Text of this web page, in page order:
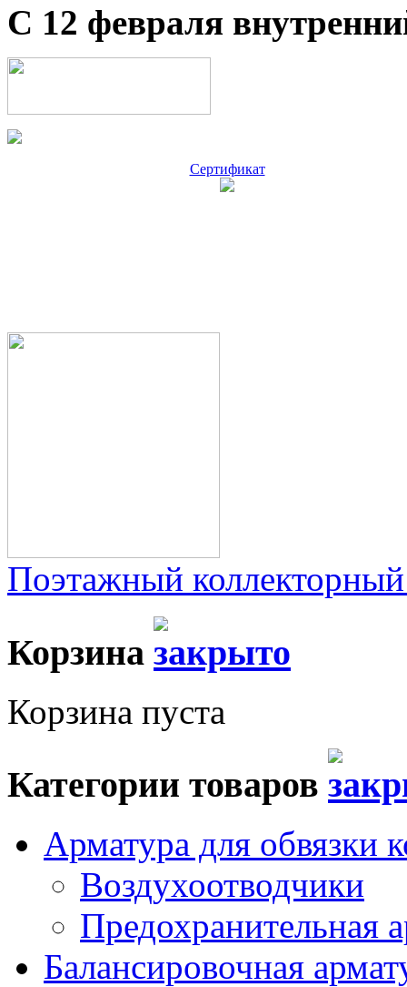
С 12 февраля
Сертификат
Поэтажный
Корзина
Корзина пуста
Категории товаров
Арматура для обвязки
Воздухоотводчики
Предохранительная
Балансировочная